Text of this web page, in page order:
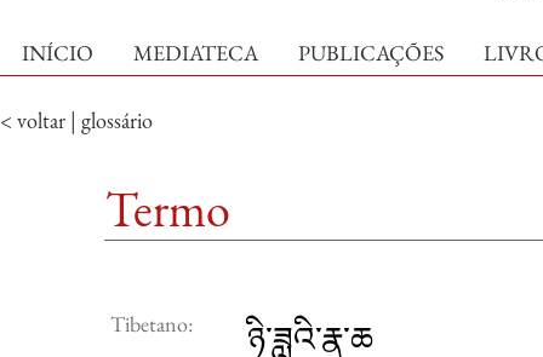
INÍCIO MEDIATECA PUBLICAÇÕES
< voltar | glossário
Termo
Tibetano: ཉི་ཟླའི་རྣ་ཆ